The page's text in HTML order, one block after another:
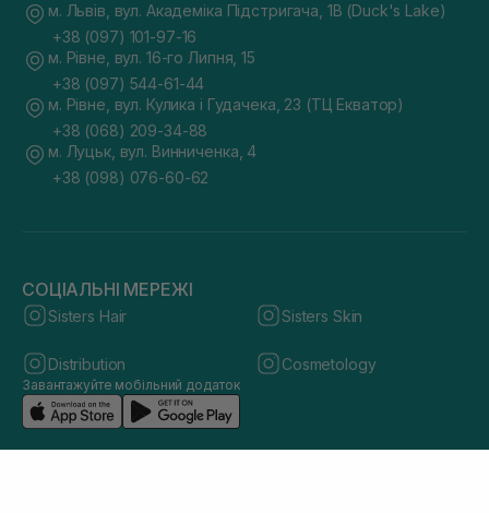
м. Львів, вул. Академіка Підстригача, 1В (Duck's Lake)
+38 (097) 101-97-16
м. Рівне, вул. 16-го Липня, 15
+38 (097) 544-61-44
м. Рівне, вул. Кулика і Гудачека, 23 (ТЦ Екватор)
+38 (068) 209-34-88
м. Луцьк, вул. Винниченка, 4
+38 (098) 076-60-62
СОЦІАЛЬНІ МЕРЕЖІ
Sisters Hair Sisters Skin
Distribution Cosmetology
Завантажуйте мобільний додаток